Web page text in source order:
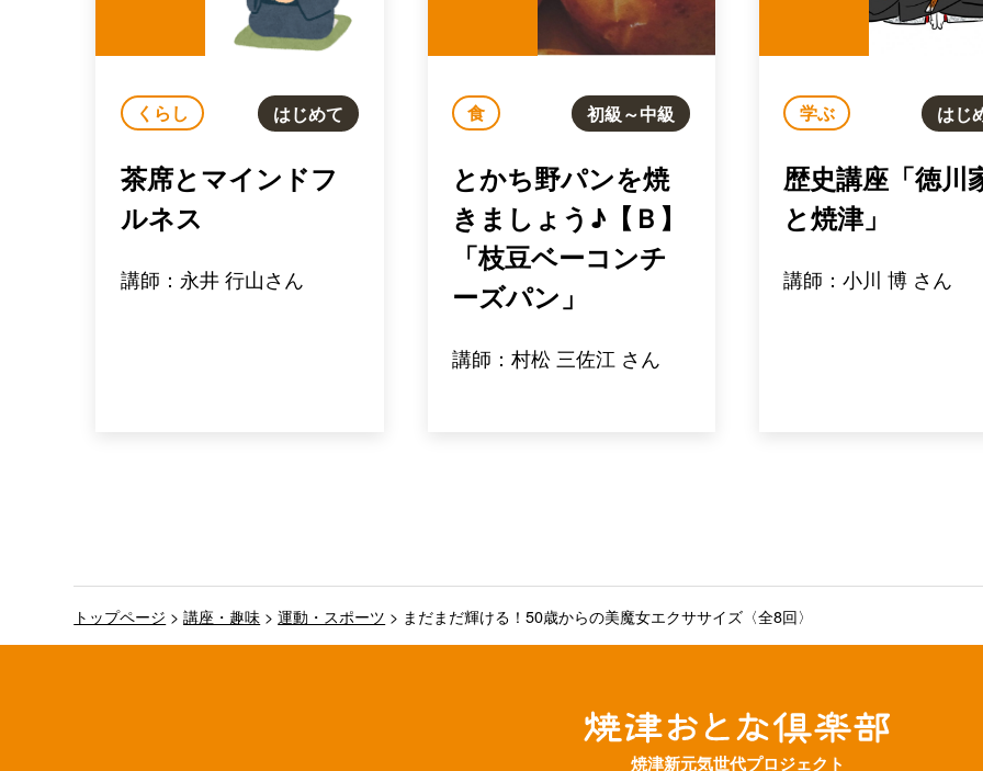
くらし はじめて
茶席とマインドフ
ルネス
講師：永井 行山さん
食 初級～中級
とかち野パンを焼
きましょう♪【Ｂ】
「枝豆ベーコンチ
ーズパン」
講師：村松 三佐江 さん
学ぶ はじ
歴史講座「徳川
と焼津」
講師：小川 博 さん
トップページ >講座・趣味 >運動・スポーツ > まだまだ輝ける！50歳からの美魔女エクササイズ〈全8回〉
焼津新元気世代プロジェクト